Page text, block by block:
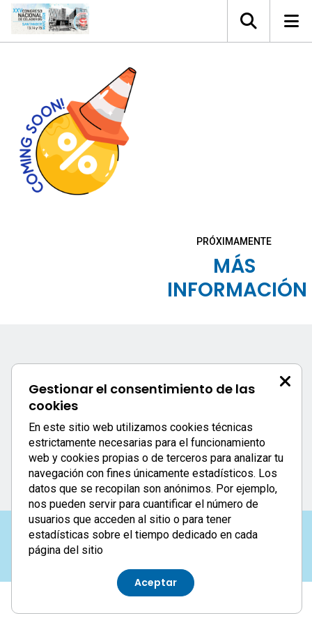
PRÓXIMAMENTE
MÁS
INFORMACIÓN
Gestionar el consentimiento de las
cookies
En este sitio web utilizamos cookies técnicas
estrictamente necesarias para el funcionamiento
web y cookies propias o de terceros para analizar tu
navegación con fines únicamente estadísticos. Los
datos que se recopilan son anónimos. Por ejemplo,
nos pueden servir para cuantificar el número de
usuarios que acceden al sitio o para tener
estadísticas sobre el tiempo dedicado en cada
página del sitio
Aceptar
Calle Uría, 76 - 3ºD
33003 - Oviedo
984 051 671/604
https://25congresoceladores.com
25congresoceladores@azulcongresos.com
Aviso Legal | Política de privacidad | Cookies